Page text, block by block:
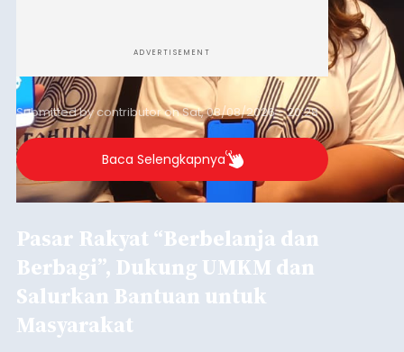
ADVERTISEMENT
Submitted bycontributoronSat, 08/08/2026 - 20:28
Baca Selengkapnya
Pasar Rakyat “Berbelanja dan
Berbagi”, Dukung UMKM dan
Salurkan Bantuan untuk
Masyarakat